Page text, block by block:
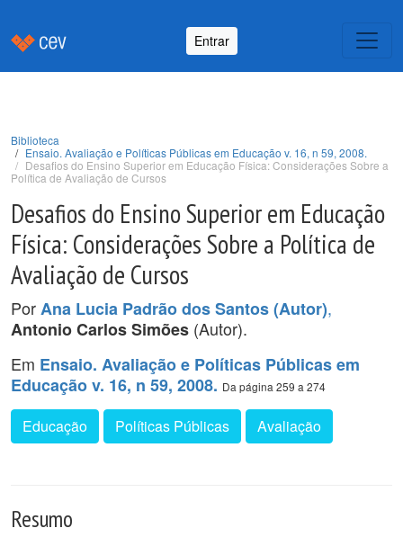
Entrar
Biblioteca
Ensaio. Avaliação e Políticas Públicas em Educação v. 16, n 59, 2008.
Desafios do Ensino Superior em Educação Física: Considerações Sobre a
Política de Avaliação de Cursos
Desafios do Ensino Superior em Educação
Física: Considerações Sobre a Política de
Avaliação de Cursos
PorAna Lucia Padrão dos Santos (Autor),
Antonio Carlos Simões (Autor).
Em Ensaio. Avaliação e Políticas Públicas em
Educação v. 16, n 59, 2008. Da página 259 a 274
Educação Políticas Públicas Avaliação
Resumo